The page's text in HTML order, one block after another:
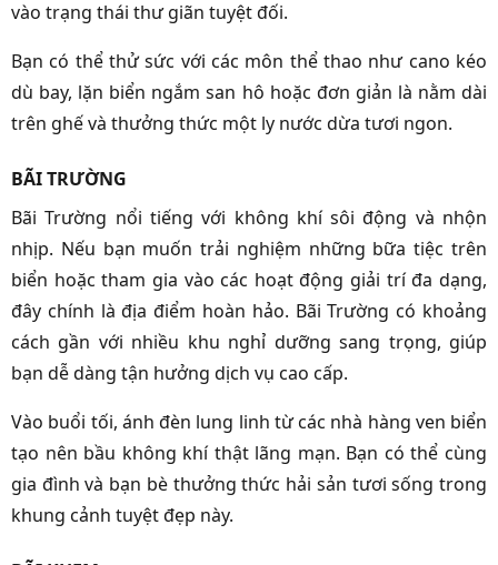
vào trạng thái thư giãn tuyệt đối.
Bạn có thể thử sức với các môn thể thao như cano kéo
dù bay, lặn biển ngắm san hô hoặc đơn giản là nằm dài
trên ghế và thưởng thức một ly nước dừa tươi ngon.
BÃI TRƯỜNG
Bãi Trường nổi tiếng với không khí sôi động và nhộn
nhịp. Nếu bạn muốn trải nghiệm những bữa tiệc trên
biển hoặc tham gia vào các hoạt động giải trí đa dạng,
đây chính là địa điểm hoàn hảo. Bãi Trường có khoảng
cách gần với nhiều khu nghỉ dưỡng sang trọng, giúp
bạn dễ dàng tận hưởng dịch vụ cao cấp.
Vào buổi tối, ánh đèn lung linh từ các nhà hàng ven biển
tạo nên bầu không khí thật lãng mạn. Bạn có thể cùng
gia đình và bạn bè thưởng thức hải sản tươi sống trong
khung cảnh tuyệt đẹp này.